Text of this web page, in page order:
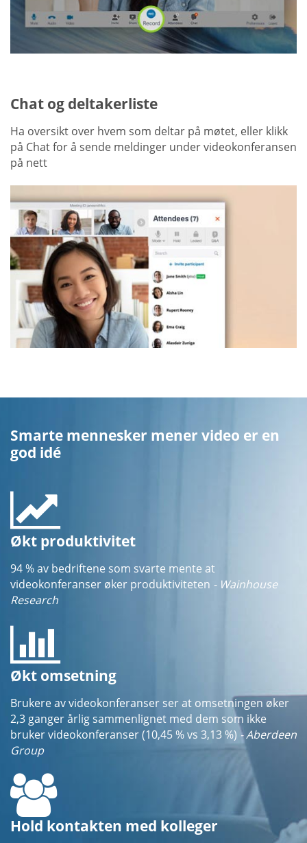
Chat og deltakerliste
Ha oversikt over hvem som deltar på møtet, eller klikk
på Chat for å sende meldinger under videokonferansen
på nett
Smarte mennesker mener video er en
god idé
Økt produktivitet
94 % av bedriftene som svarte mente at
videokonferanser øker produktiviteten - Wainhouse
Research
Økt omsetning
Brukere av videokonferanser ser at omsetningen øker
2,3 ganger årlig sammenlignet med dem som ikke
bruker videokonferanser (10,45 % vs 3,13 %) - Aberdeen
Group
Hold kontakten med kolleger